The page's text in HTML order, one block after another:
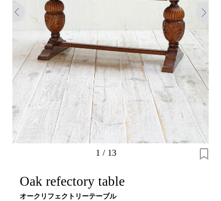
1 / 13
Oak refectory table
オークリフェクトリーテーブル